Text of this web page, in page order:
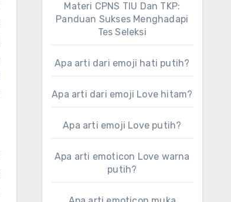
Materi CPNS TIU Dan TKP:
Panduan Sukses Menghadapi
Tes Seleksi
Apa arti dari emoji hati putih?
Apa arti dari emoji Love hitam?
Apa arti emoji Love putih?
Apa arti emoticon Love warna
putih?